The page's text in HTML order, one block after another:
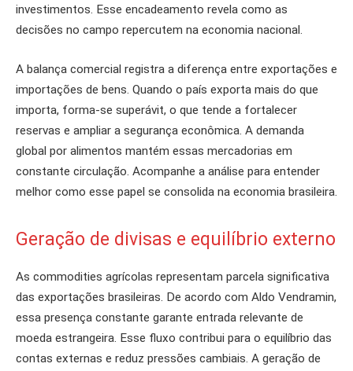
investimentos. Esse encadeamento revela como as
decisões no campo repercutem na economia nacional.
A balança comercial registra a diferença entre exportações e
importações de bens. Quando o país exporta mais do que
importa, forma-se superávit, o que tende a fortalecer
reservas e ampliar a segurança econômica. A demanda
global por alimentos mantém essas mercadorias em
constante circulação. Acompanhe a análise para entender
melhor como esse papel se consolida na economia brasileira.
Geração de divisas e equilíbrio externo
As commodities agrícolas representam parcela significativa
das exportações brasileiras. De acordo com Aldo Vendramin,
essa presença constante garante entrada relevante de
moeda estrangeira. Esse fluxo contribui para o equilíbrio das
contas externas e reduz pressões cambiais. A geração de